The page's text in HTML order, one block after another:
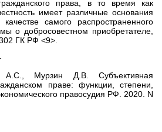
права, в то время как
имеет различные основания
самого распространенного
о добросовестном приобретателе,
ГК РФ <9>.
Мурзин Д.В. Субъективная
праве: функции, степени,
правосудия РФ. 2020. N